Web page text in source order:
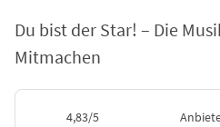
Du bist der Star! – Die
Mitmachen
4,83/5